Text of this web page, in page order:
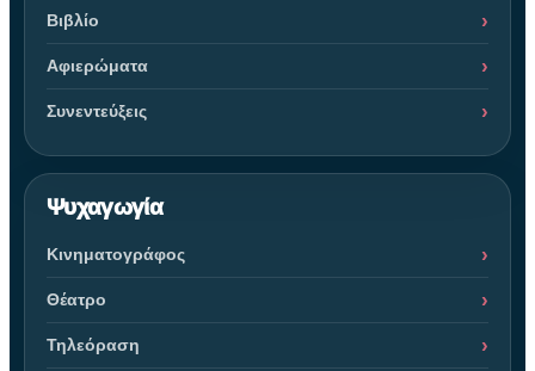
Βιβλίο
Αφιερώματα
Συνεντεύξεις
Ψυχαγωγία
Κινηματογράφος
Θέατρο
Τηλεόραση